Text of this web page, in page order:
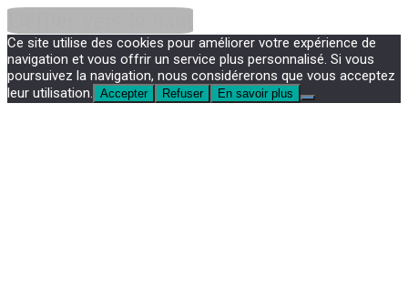
Ce site utilise des cookies pour améliorer votre expérience de
navigation et vous offrir un service plus personnalisé. Si vous
poursuivez la navigation, nous considérerons que vous acceptez
leur utilisation. Accepter Refuser En savoir plus